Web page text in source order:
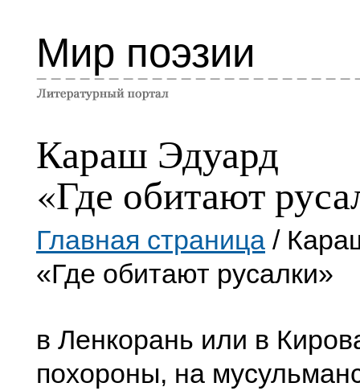
Мир поэзии
Караш Эдуард
«Где обитают
Главная страница /
«Где обитают русалки»
в Лeнкорань или в
похороны, на